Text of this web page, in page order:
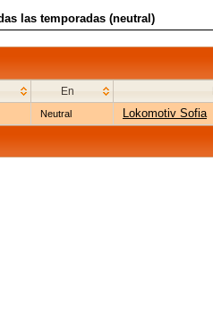
las temporadas (neutral)
En
Neutral Lokomotiv Sofia